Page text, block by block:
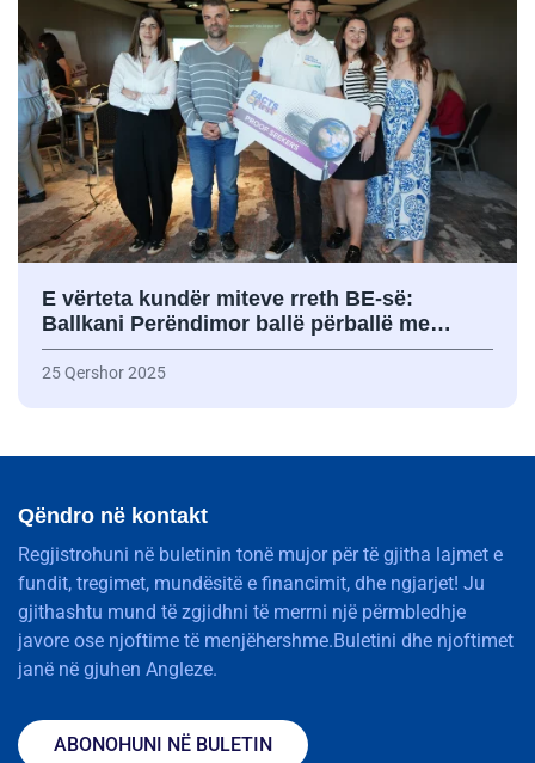
E vërteta kundër miteve rreth BE-së:
Ballkani Perëndimor ballë përballë me…
25 Qershor 2025
Qëndro në kontakt
Regjistrohuni në buletinin tonë mujor për të gjitha lajmet e
fundit, tregimet, mundësitë e financimit, dhe ngjarjet! Ju
gjithashtu mund të zgjidhni të merrni një përmbledhje
javore ose njoftime të menjëhershme.Buletini dhe njoftimet
janë në gjuhen Angleze.
ABONOHUNI NË BULETIN